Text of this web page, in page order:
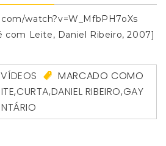
watch?v=W_MfbPH7oXs
Leite, Daniel Ribeiro, 2007]
VÍDEOS
MARCADO COMO
,CURTA,DANIEL RIBEIRO,GAY